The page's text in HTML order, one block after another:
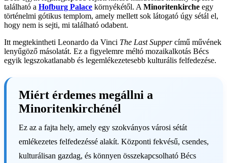
található a Hofburg Palace környékétől. AMinoritenkirche egy
történelmi gótikus templom, amely mellett sok látogató úgy sétál el,
hogy nem is sejti, mi található odabent.
Itt megtekintheti Leonardo da Vinci The Last Suppercímű művének
lenyűgöző másolatát. Ez a figyelemre méltó mozaikalkotás Bécs
egyik legszokatlanabb és legemlékezetesebb kulturális felfedezése.
Miért érdemes megállni a
Minoritenkirchénél
Ez az a fajta hely, amely egy szokványos városi sétát
emlékezetes felfedezéssé alakít. Központi fekvésű, csendes,
kulturálisan gazdag, és könnyen összekapcsolható Bécs